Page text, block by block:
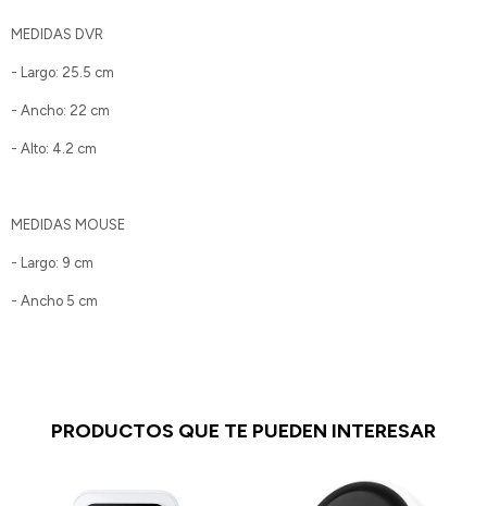
MEDIDAS DVR
- Largo: 25.5 cm
- Ancho: 22 cm
- Alto: 4.2 cm
MEDIDAS MOUSE
- Largo: 9 cm
- Ancho 5 cm
PRODUCTOS QUE TE PUEDEN INTERESAR